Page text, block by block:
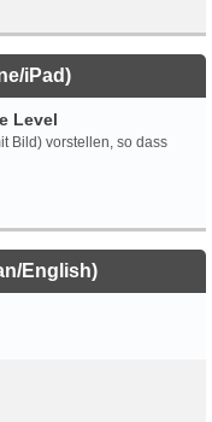
iPad)
Level
Bild) vorstellen, so dass
English)